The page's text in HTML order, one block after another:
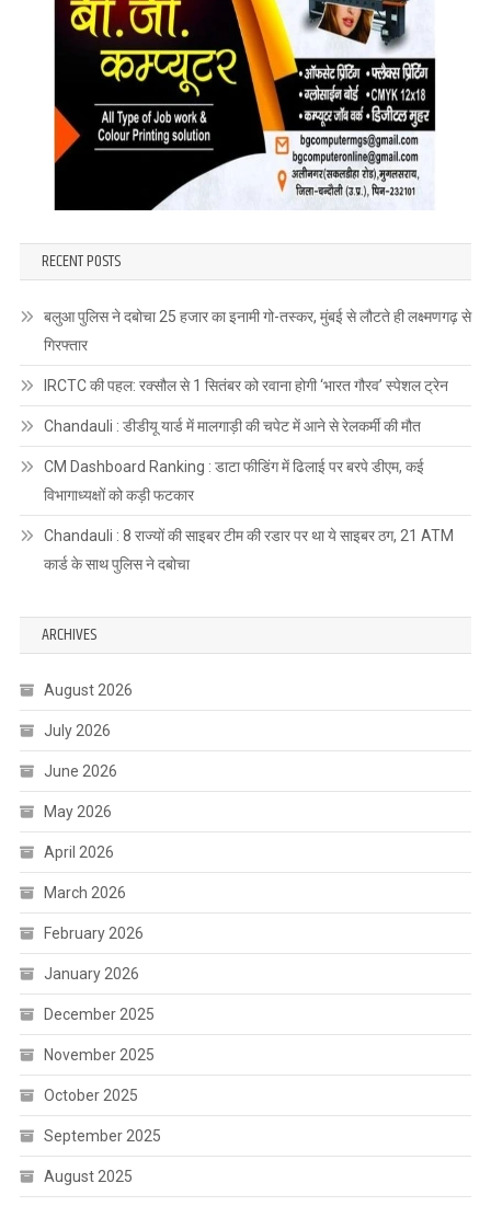
RECENT POSTS
बलुआ पुलिस ने दबोचा 25 हजार का इनामी गो-तस्कर, मुंबई से लौटते ही लक्ष्मणगढ़ से
गिरफ्तार
IRCTC की पहल: रक्सौल से 1 सितंबर को रवाना होगी ‘भारत गौरव’ स्पेशल ट्रेन
Chandauli : डीडीयू यार्ड में मालगाड़ी की चपेट में आने से रेलकर्मी की मौत
CM Dashboard Ranking : डाटा फीडिंग में ढिलाई पर बरपे डीएम, कई
विभागाध्यक्षों को कड़ी फटकार
Chandauli : 8 राज्यों की साइबर टीम की रडार पर था ये साइबर ठग, 21 ATM
कार्ड के साथ पुलिस ने दबोचा
ARCHIVES
August 2026
July 2026
June 2026
May 2026
April 2026
March 2026
February 2026
January 2026
December 2025
November 2025
October 2025
September 2025
August 2025